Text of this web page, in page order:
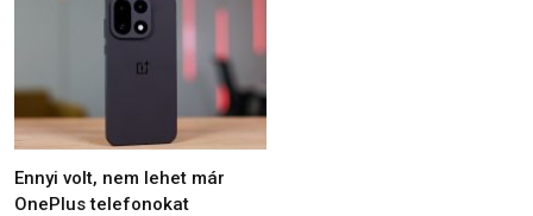
Ennyi volt, nem lehet már
OnePlus telefonokat